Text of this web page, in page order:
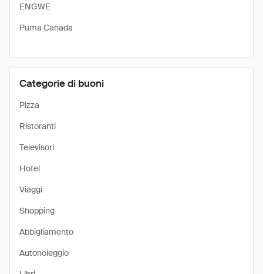
ENGWE
Puma Canada
Categorie di buoni
Pizza
Ristoranti
Televisori
Hotel
Viaggi
Shopping
Abbigliamento
Autonoleggio